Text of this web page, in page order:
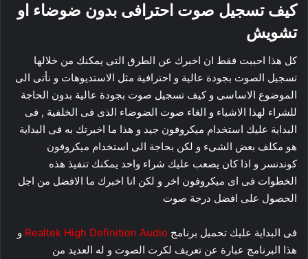
كيف تسجيل صوت احترافى بدون ضوضاء او
تشويش
كل هذا احببت فقط ان اخبرك عن الطرق التى يمكنك من خلالها
تسجيل الصوت بجودة عالية و احترافية مثل الاستديوهات و نأتى الى
الموضوع الاساسى و كيف تسجيل صوت بجودة عالية بدون الحاجة
للشراء لهذا الاشياء و الغاء صوت الضوضاء الذى فى الخلفية , فى
البداية عليك استخدام ميكروفون جيد و هذا ما اخبرتك به فى البداية
هو مكلف بعض الشىء و لكن بحاجة الى استخدام ميكروفون
كوندنسر و اذا كان يصعب عليك شراء واحد يمكنك تنفيذ هذه
الخطوات فى اى ميكروفون اخر و لكن انا اخبرك ما الافضل من اجل
الحصول على افضل درجة صوت
فى البداية عليك تحميل برنامج Realtek High Definition Audio و
هذا البرنامج عبارة عن تعريف لكرت الصوت و له العديد من